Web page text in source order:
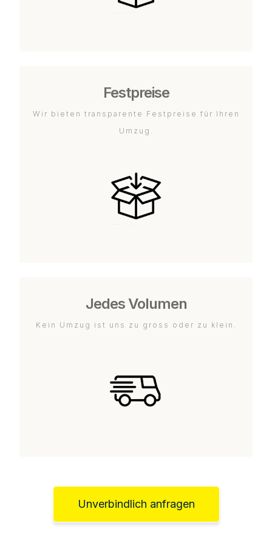
Festpreise
Wir bieten transparente Festpreise für Ihren
Umzug.
Jedes Volumen
Kein Umzug ist uns zu gross oder zu klein.
Unverbindlich anfragen